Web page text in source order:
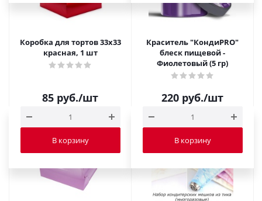
Коробка для тортов 33х33
красная, 1 шт
85 руб./шт
В корзину
Краситель "КондиPRO"
блеск пищевой -
Фиолетовый (5 гр)
220 руб./шт
В корзину